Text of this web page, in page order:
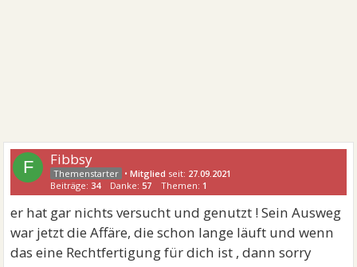
F Fibbsy
•Mitglied seit: 27.09.2021
Beiträge:34 Danke:57 Themen: 1
er hat gar nichts versucht und genutzt ! Sein Ausweg
war jetzt die Affäre, die schon lange läuft und wenn
das eine Rechtfertigung für dich ist , dann sorry